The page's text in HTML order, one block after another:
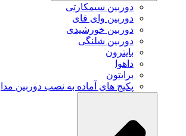
دوربین سیمکارتی
دوربین وای فای
دوربین خورشیدی
دوربین شلنگی
بایترون
داهوا
برایتون
پکیج های آماده به نصب دوربین